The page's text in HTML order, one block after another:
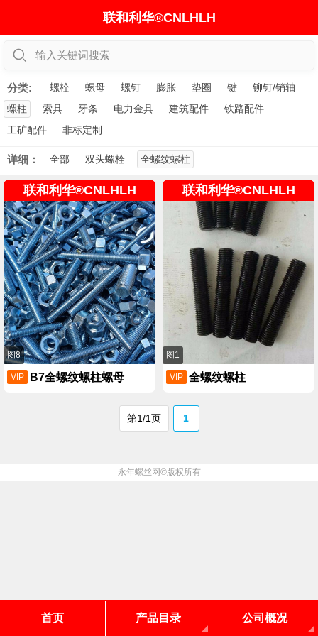
联和利华®CNLHLH
输入关键词搜索
分类: 螺栓 螺母 螺钉 膨胀 垫圈 键
铆钉/销轴
螺柱
索具 牙条 电力金具 建筑配件
铁路配件
工矿配件
非标定制
详细： 全部 双头螺栓 全螺纹螺柱
联和利华®CNLHLH
图8
VIP B7全螺纹螺柱螺母
联和利华®CNLHLH
图1
VIP 全螺纹螺柱
第1/1页 1
首页 产品目录 公司概况
永年螺丝网©版权所有